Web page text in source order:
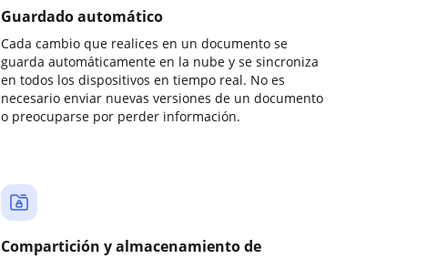
Guardado automático
Cada cambio que realices en un documento se
guarda automáticamente en la nube y se sincroniza
en todos los dispositivos en tiempo real. No es
necesario enviar nuevas versiones de un documento
o preocuparse por perder información.
Compartición y almacenamiento de